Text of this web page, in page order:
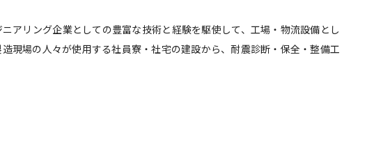
アリング企業としての豊富な技術と経験を駆使して、工場・物流設備とし
現場の人々が使用する社員寮・社宅の建設から、耐震診断・保全・整備工